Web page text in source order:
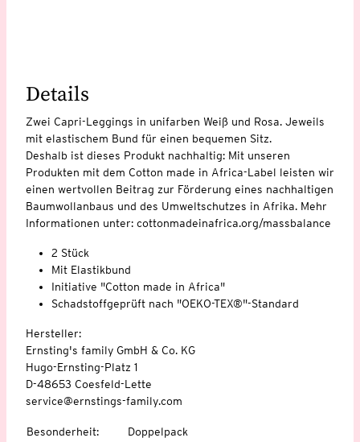
Details
Zwei Capri-Leggings in unifarben Weiß und Rosa. Jeweils
mit elastischem Bund für einen bequemen Sitz.
Deshalb ist dieses Produkt nachhaltig: Mit unseren
Produkten mit dem Cotton made in Africa-Label leisten wir
einen wertvollen Beitrag zur Förderung eines nachhaltigen
Baumwollanbaus und des Umweltschutzes in Afrika. Mehr
Informationen unter: cottonmadeinafrica.org/massbalance
2 Stück
Mit Elastikbund
Initiative "Cotton made in Africa"
Schadstoffgeprüft nach "OEKO-TEX®"-Standard
Hersteller:
Ernsting's family GmbH & Co. KG
Hugo-Ernsting-Platz 1
D-48653 Coesfeld-Lette
service@ernstings-family.com
Besonderheit:
Doppelpack